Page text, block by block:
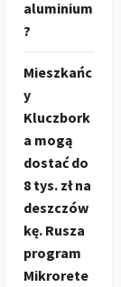
aluminium
?
Mieszkańc
y
Kluczbork
a mogą
dostać do
8 tys. zł na
deszczów
kę. Rusza
program
Mikrorete